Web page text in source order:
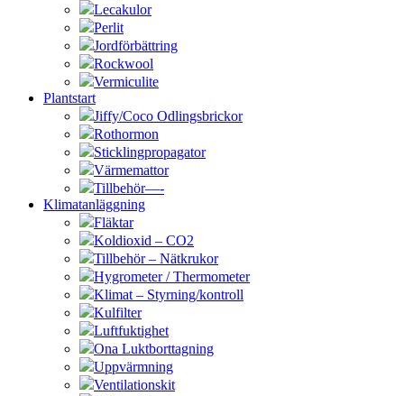
Lecakulor
Perlit
Jordförbättring
Rockwool
Vermiculite
Plantstart
Jiffy/Coco Odlingsbrickor
Rothormon
Sticklingpropagator
Värmemattor
Tillbehör—-
Klimatanläggning
Fläktar
Koldioxid – CO2
Tillbehör – Nätkrukor
Hygrometer / Thermometer
Klimat – Styrning/kontroll
Kulfilter
Luftfuktighet
Ona Luktborttagning
Uppvärmning
Ventilationskit